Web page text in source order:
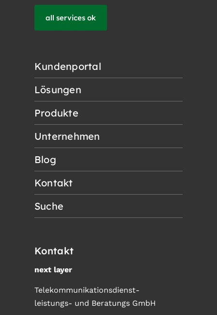
all services ok
Kundenportal
Lösungen
Produkte
Unternehmen
Blog
Kontakt
Suche
Kontakt
next layer
Telekommunikationsdienst-
leistungs- und Beratungs GmbH